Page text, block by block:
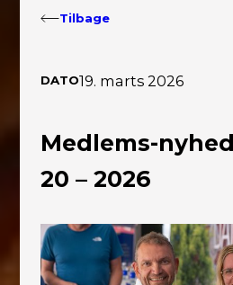
Tilbage
DATO19. marts 2026
Medlems-
20 – 2026